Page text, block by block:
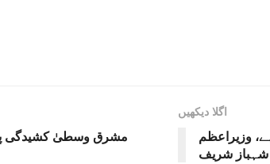
مشرق وسطیٰ کشیدگی پر
اگلا دیکھیں
وزیراعظم
شہباز شریف